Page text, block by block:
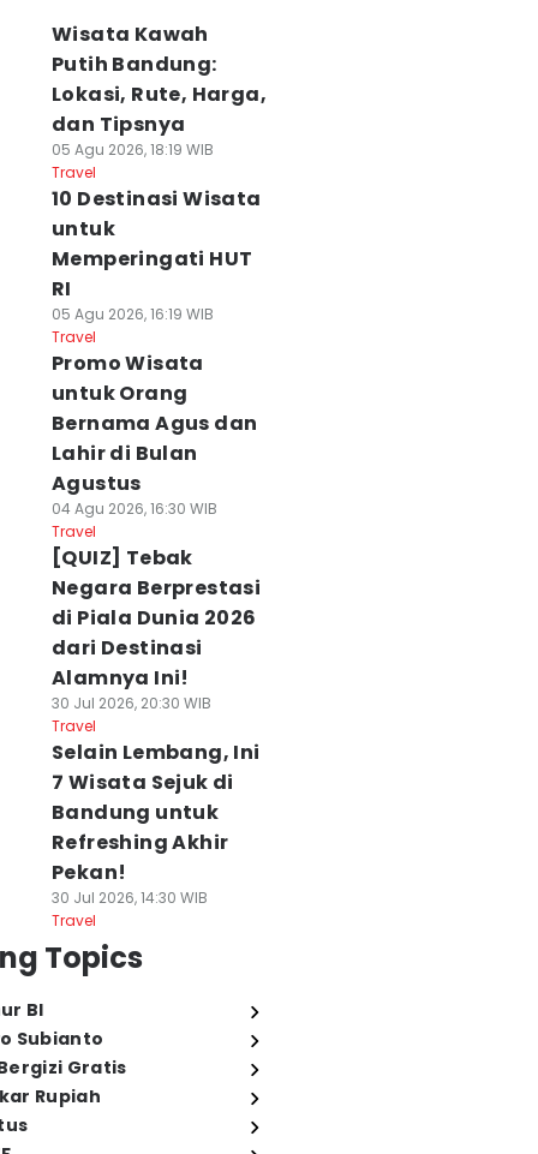
Wisata Kawah
Putih Bandung:
Lokasi, Rute, Harga,
dan Tipsnya
05 Agu 2026, 18:19 WIB
Travel
10 Destinasi Wisata
untuk
Memperingati HUT
RI
05 Agu 2026, 16:19 WIB
Travel
Promo Wisata
untuk Orang
Bernama Agus dan
Lahir di Bulan
Agustus
04 Agu 2026, 16:30 WIB
Travel
[QUIZ] Tebak
Negara Berprestasi
di Piala Dunia 2026
dari Destinasi
Alamnya Ini!
30 Jul 2026, 20:30 WIB
Travel
Selain Lembang, Ini
7 Wisata Sejuk di
Bandung untuk
Refreshing Akhir
Pekan!
30 Jul 2026, 14:30 WIB
Travel
Topics
BI
Subianto
Gratis
Rupiah